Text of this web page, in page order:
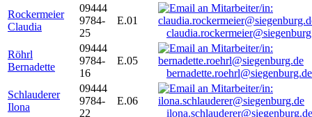
Rockermeier
Claudia
09444
9784-
25
E.01
Röhrl
Bernadette
09444
9784-
16
E.05
bernadette.roehrl@siegenburg.de
Schlauderer
Ilona
09444
9784-
22
E.06
ilona.schlauderer@siegenburg.de